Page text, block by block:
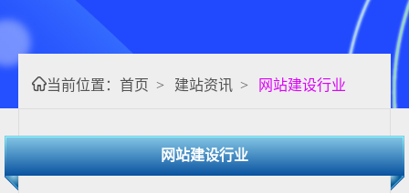
当前位置： 首页 > 建站资讯 > 网站建设行业
网站建设行业